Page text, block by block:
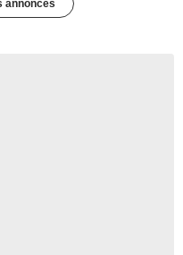
annonces